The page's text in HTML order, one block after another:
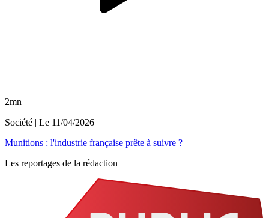
2mn
Société | Le 11/04/2026
Munitions : l'industrie française prête à suivre ?
Les reportages de la rédaction